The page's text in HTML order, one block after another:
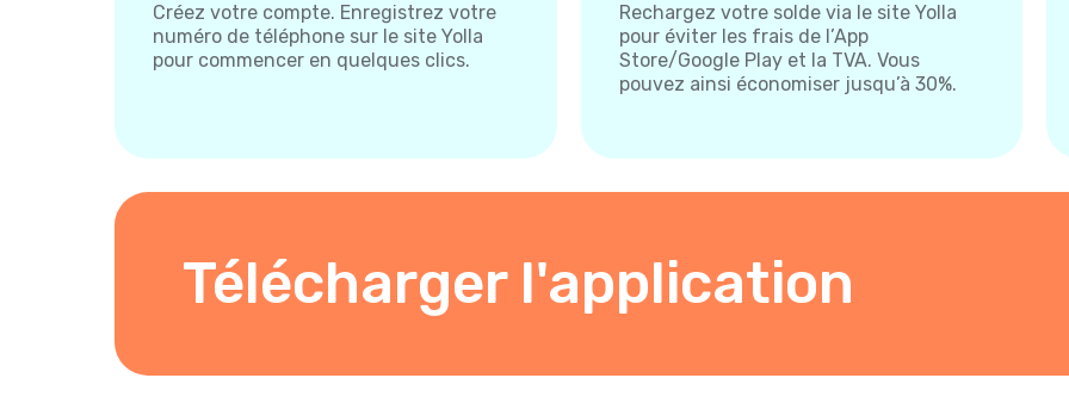
Créez votre compte. Enregistrez votre
numéro de téléphone sur le site Yolla
pour commencer en quelques clics.
Rechargez votre solde via le site Yolla
pour éviter les frais de l’App
Store/Google Play et la TVA. Vous
pouvez ainsi économiser jusqu’à 30%.
Télécharger l'application